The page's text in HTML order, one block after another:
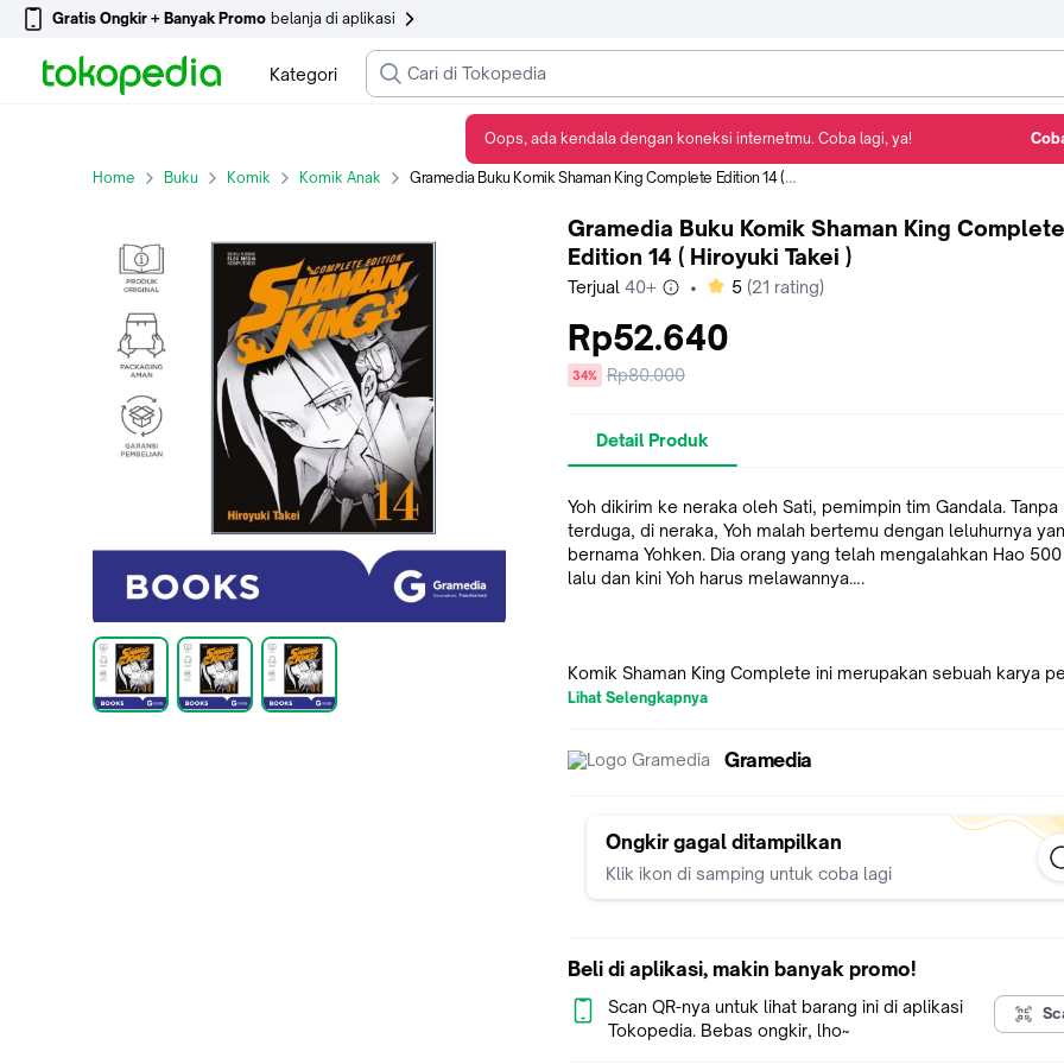
Gratis Ongkir + Banyak Promo belanja di aplikasi
Kategori
Home Buku Komik Komik Anak Gramedia Buku Komik Shaman King Complete Edition 14 ( Hiroyuki Takei )
Gramedia Buku Komik Shaman King Complete
Edition 14 ( Hiroyuki Takei )
Terjual 40+ • bintang
5 (21 rating)
Rp52.640
diskon
34%
Harga
Rp80.000
Detail Produk
Yoh dikirim ke neraka oleh Sati, pemimpin tim Gandala. Tanpa
terduga, di neraka, Yoh malah bertemu dengan leluhurnya
bernama Yohken. Dia orang yang telah mengalahkan Hao
lalu dan kini Yoh harus melawannya….
Komik Shaman King Complete ini merupakan sebuah karya
Hiroyuki Takei. Menceritakan mengenai kisah pertarungan Yoh
karena kisah di masa lampau mereka, dan hal tersebut
dihindari, namun siapakah yang akan menang nantinya?
pada komik juga dibuat dengan sangat menarik dan pada
covernya terlihat pakaian yang digunakan tokoh dibuat dengan
istimewa. Setiap karakter di dalam komik ini dibangun
baik dan di dalam cerita tersebut mereka mampu untuk
Lihat Selengkapnya
Gramedia
Ongkir gagal ditampilkan
Klik ikon di samping untuk coba lagi
Beli di aplikasi, makin banyak promo!
Scan QR-nya untuk lihat barang ini di aplikasi
Tokopedia. Bebas ongkir, lho~
Oops, ada kendala dengan koneksi internetmu. Coba lagi, ya!